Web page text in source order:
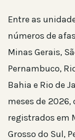
Entre as
números de
Minas Gerais,
Pernambuco,
Bahia e Rio de
meses de
registrados em
Grosso do Sul,